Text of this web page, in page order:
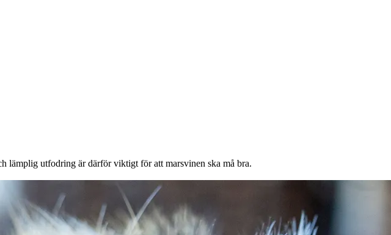
lämplig utfodring är därför viktigt för att marsvinen ska må bra.